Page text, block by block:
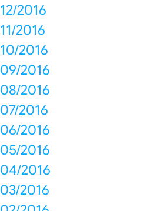
12/2016
11/2016
10/2016
09/2016
08/2016
07/2016
06/2016
05/2016
04/2016
03/2016